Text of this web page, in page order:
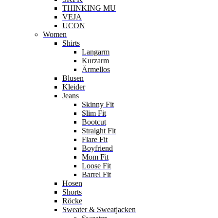
THINKING MU
VEJA
UCON
Women
Shirts
Langarm
Kurzarm
Ärmellos
Blusen
Kleider
Jeans
Skinny Fit
Slim Fit
Bootcut
Straight Fit
Flare Fit
Boyfriend
Mom Fit
Loose Fit
Barrel Fit
Hosen
Shorts
Röcke
Sweater & Sweatjacken